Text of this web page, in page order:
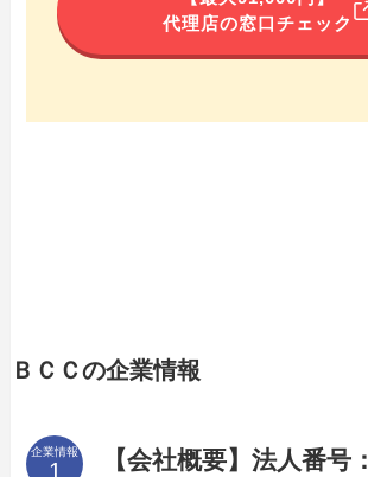
代理店の窓口チェック
ＢＣＣの企業情報
企業情報
【会社概要】法人番号：